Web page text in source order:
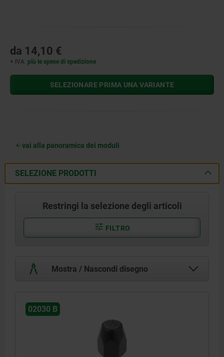
da 14,10 €
+ IVA più le spese di spedizione
SELEZIONARE PRIMA UNA VARIANTE
vai alla panoramica dei moduli
SELEZIONE PRODOTTI
Restringi la selezione degli articoli
FILTRO
Mostra / Nascondi disegno
02030 B